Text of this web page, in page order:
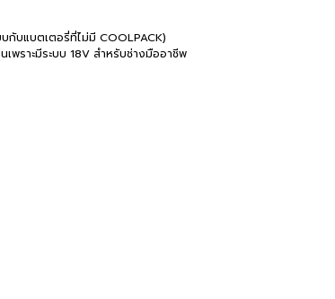
กับแบตเตอรี่ที่ไม่มี COOLPACK)
ราะมีระบบ 18V สำหรับช่างมืออาชีพ